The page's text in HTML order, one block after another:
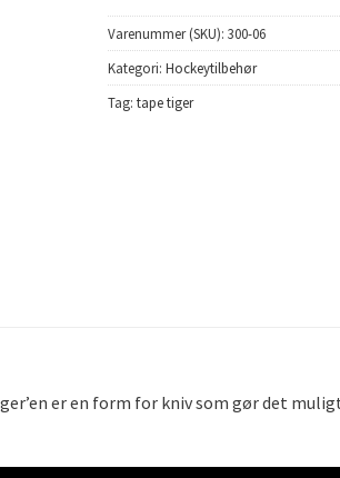
Varenummer (SKU): 300-06
Kategori: Hockeytilbehør
Tag: tape tiger
er en form for kniv som gør det